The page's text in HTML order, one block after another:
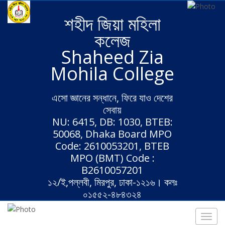
শহীদ জিয়া মহিলা
কলেজ
Shaheed Zia
Mohila College
এসো জ্ঞানের সন্ধানে, ফিরে যাও দেশের
সেবায়
NU: 6415, DB: 1030, BTEB:
50068, Dhaka Board MPO
Code: 2610053201, BTEB
MPO (BMT) Code :
B2610057201
১২/ই,পল্লবী, মিরপুর, ঢাকা-১২১৬। কলঃ
০১৫৫২-৪৮৪৩২৪